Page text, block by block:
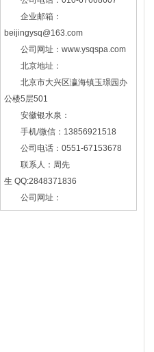
企业邮箱：
beijingysq@163.com
公司网址：www.ysqspa.com
北京地址：
北京市大兴区瀛海镇玉璟园办
公楼5层501
安徽银水泉：
手机/微信：13856921518
公司电话：0551-67153678
联系人：周先
生 QQ:2848371836
公司网址：